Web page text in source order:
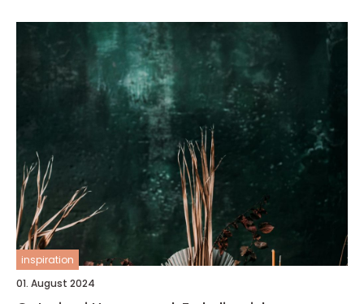
inspiration
01. August 2024